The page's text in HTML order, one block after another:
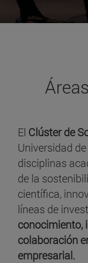
El Clúster de
Universidad
disciplinas
de la
científica,
líneas de
conocimiento,
colaboración
empresarial.